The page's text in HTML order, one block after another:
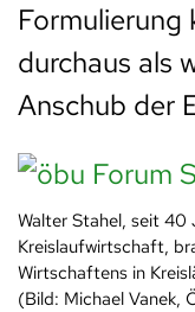
Formulierung
durchaus als
Anschub der
Walter Stahel, seit
Kreislaufwirtschaft,
Wirtschaftens in
(Bild: Michael Vanek,